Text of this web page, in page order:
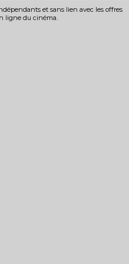
et sans lien avec les offres
ligne du cinéma.